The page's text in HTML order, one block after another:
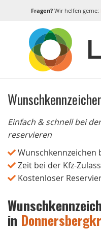
Fragen?Wir helfen gerne:
Einfach & schnell bei
reservieren
Wunschkennzeichen
Zeit bei der Kfz-
Kostenloser
in